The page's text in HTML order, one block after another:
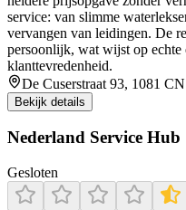
service: van slimme
vervangen van leidingen. De
persoonlijk, wat wijst op echte
klanttevredenheid.
De Cuserstraat 93, 1081
Bekijk details
Nederland Service Hub
Gesloten